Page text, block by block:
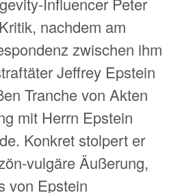
nachdem am
zwischen ihm
Jeffrey Epstein
Tranche von Akten
mit Herrn Epstein
Konkret stolpert er
vulgäre Äußerung,
von Epstein